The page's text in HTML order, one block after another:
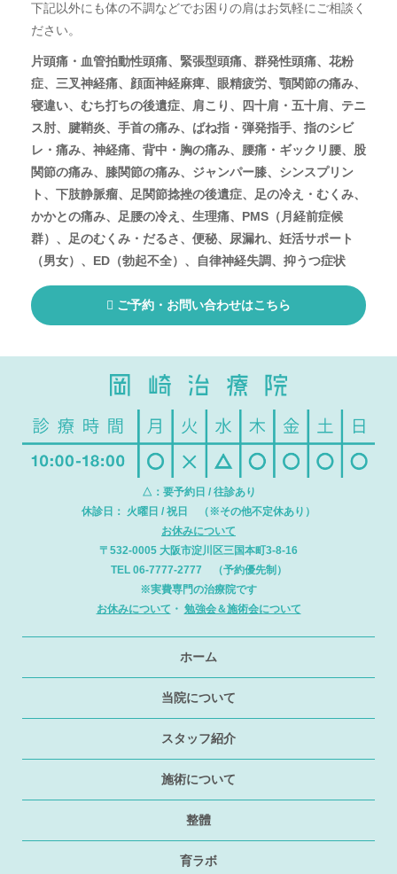
下記以外にも体の不調などでお困りの肩はお気軽にご相談く
ださい。
片頭痛・血管拍動性頭痛、緊張型頭痛、群発性頭痛、花粉
症、三叉神経痛、顔面神経麻痺、眼精疲労、顎関節の痛み、
寝違い、むち打ちの後遺症、肩こり、四十肩・五十肩、テニ
ス肘、腱鞘炎、手首の痛み、ばね指・弾発指手、指のシビ
レ・痛み、神経痛、背中・胸の痛み、腰痛・ギックリ腰、股
関節の痛み、膝関節の痛み、ジャンパー膝、シンスプリン
ト、下肢静脈瘤、足関節捻挫の後遺症、足の冷え・むくみ、
かかとの痛み、足腰の冷え、生理痛、PMS（月経前症候
群）、足のむくみ・だるさ、便秘、尿漏れ、妊活サポート
（男女）、ED（勃起不全）、自律神経失調、抑うつ症状
ご予約・お問い合わせはこちら
△：要予約日 / 往診あり
休診日： 火曜日 / 祝日 （※その他不定休あり）
お休みについて
〒532-0005 大阪市淀川区三国本町3-8-16
TEL 06-7777-2777 （予約優先制）
※実費専門の治療院です
お休みについて ・ 勉強会＆施術会について
ホーム
当院について
スタッフ紹介
施術について
整體
育ラボ